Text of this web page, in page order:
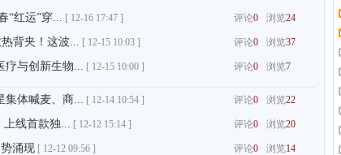
“红运”穿... [ 12-16 17:47 ] 评论0 浏览24
背夹！这波... [ 12-15 10:03 ] 评论0 浏览37
疗与创新生物... [ 12-15 10:00 ] 评论0 浏览7
集体喊麦、商... [ 12-14 10:54 ] 评论0 浏览22
上线首款独... [ 12-12 15:14 ] 评论0 浏览20
涌现 [ 12-12 09:56 ] 评论0 浏览14